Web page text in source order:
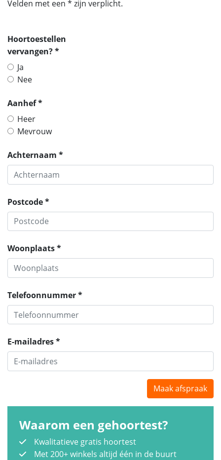
Velden met een * zijn verplicht.
Hoortoestellen
vervangen? *
Ja
Nee
Aanhef *
Heer
Mevrouw
Achternaam *
Postcode *
Woonplaats *
Telefoonnummer *
E-mailadres *
Maak afspraak
Waarom een gehoortest?
Kwalitatieve gratis hoortest
Met 200+ winkels altijd één in de buurt